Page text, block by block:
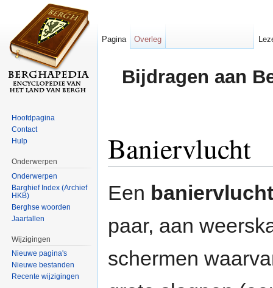
Bijdragen aan
Baniervlucht
Een baniervlucht
paar, aan
schermen
Pagina Overleg
Hoofdpagina
Contact
Hulp
Onderwerpen
Onderwerpen
Barghief Index (Archief
HKB)
Berghse woorden
Jaartallen
Wijzigingen
Nieuwe pagina's
Nieuwe bestanden
Recente wijzigingen